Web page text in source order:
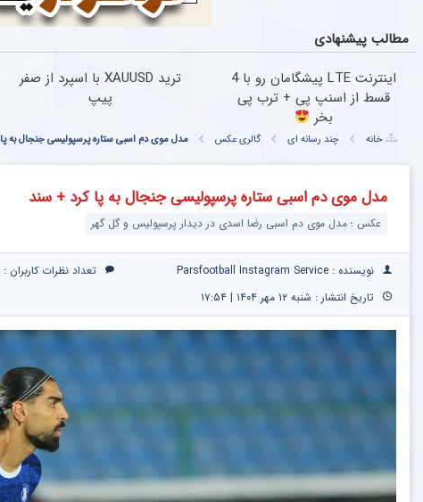
مطالب پیشنهادی
اینترنت LTE پیشگامان رو با 4
قسط از اسنپ پی + ترب پی
بخر
ترید XAUUSD با اسپرد از صفر
پیپ
خانه چند رسانه ای گالری عکس مدل موی دم اسبی ستاره پرسپولیسی جنجال به
مدل موی دم اسبی ستاره پرسپولیسی جنجال به پا کرد + سند
عکس ؛ مدل موی دم اسبی رضا اسدی در دیدار پرسپولیس و گل گهر
نویسنده : Parsfootball Instagram Service تعداد نظرات کاربران :
تاریخ انتشار : شنبه ۱۲ مهر ۱۴۰۴ | ۱۷:۵۴